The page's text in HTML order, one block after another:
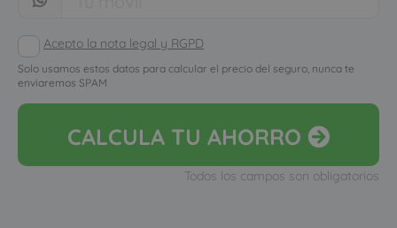
Acepto la nota legal y RGPD
Solo usamos estos datos para calcular el precio del seguro, nunca te
enviaremos SPAM
CALCULA TU AHORRO
Todos los campos son obligatorios